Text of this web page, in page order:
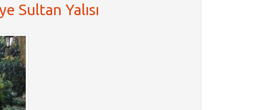
Sultan Yalısı